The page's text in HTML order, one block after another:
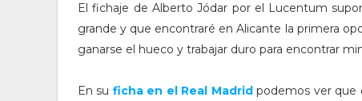
El fichaje de Alberto Jódar por el Lucentum
grande y que encontraré en Alicante la primera
ganarse el hueco y trabajar duro para encontrar
En su ficha en el Real Madridpodemos ver que